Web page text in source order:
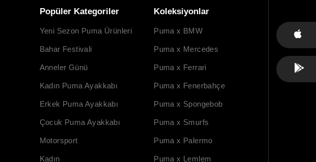
Popüler Kategoriler
Yeni Sezon Puma Ürünleri
Bahar Festivali
Anneler Günü
Kadın Puma Ayakkabı
Erkek Puma Ayakkabı
Çocuk Puma Ayakkabı
Motorsport
Kadın
Koleksiyonlar
Puma x BMW
Puma x Mercedes
Puma x Ferrari
Puma x Fenerbahçe
Puma x Spongebob
Puma x Smurfs
Puma x Palermo
Puma x Lemlem